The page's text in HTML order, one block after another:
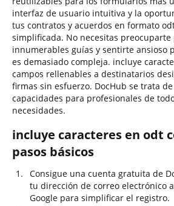
interfaz de usuario intuitiva y la
tus contratos y acuerdos en formato
simplificada. No necesitas
innumerables guías y sentirte ansioso
es demasiado compleja. incluye
campos rellenables a destinatarios
firmas sin esfuerzo. DocHub se trata
capacidades para profesionales de
necesidades.
incluye caracteres en odt
pasos básicos
Consigue una cuenta gratuita de
tu dirección de correo electrónico
Google para simplificar el registro.